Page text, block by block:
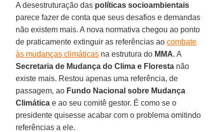
A desestruturação das políticas socioambientais
parece fazer de conta que seus desafios e demandas
não existem mais. A nova normativa chegou ao ponto
de praticamente extinguir as referências aocombate
às mudanças climáticas na estrutura do MMA. A
Secretaria de Mudança do Clima e Floresta não
existe mais. Restou apenas uma referência, de
passagem, ao Fundo Nacional sobre Mudança
Climática e ao seu comitê gestor. É como se o
presidente quisesse acabar com o problema omitindo
referências a ele.